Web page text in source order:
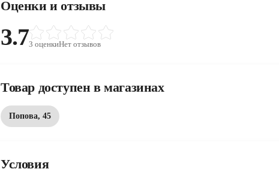
Оценки и отзывы
3.73 оценкиНет отзывов
Товар доступен в магазинах
Попова, 45
Условия